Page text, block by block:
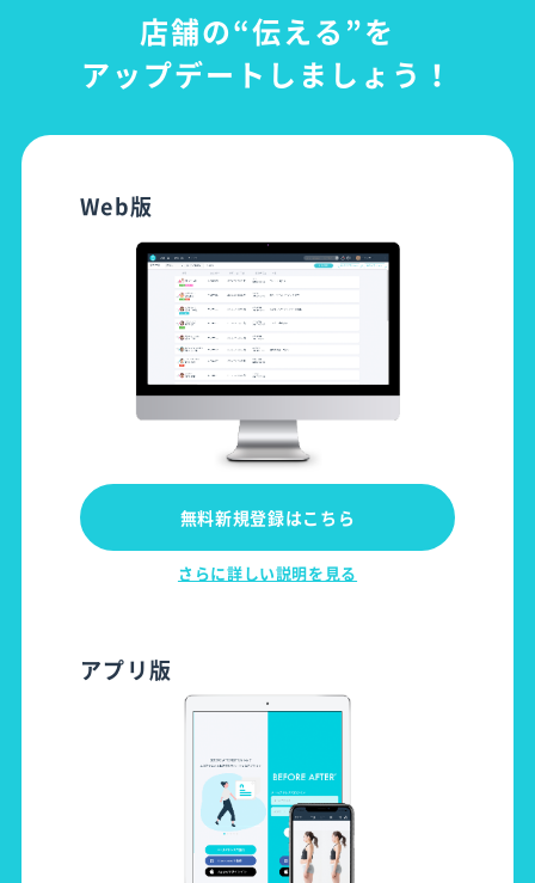
店舗の“伝える”を
アップデートしましょう！
Web版
無料新規登録はこちら
さらに詳しい説明を見る
アプリ版